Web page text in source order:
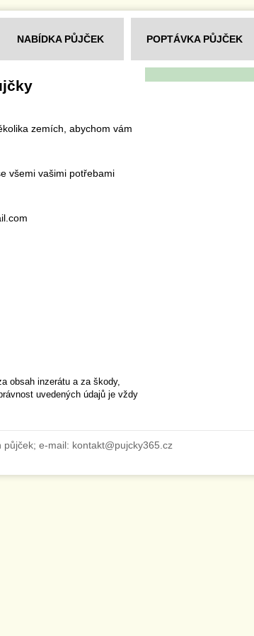
NABÍDKA PŮJČEK POPTÁVKA PŮJČEK
zemích, abychom vám
všemi vašimi potřebami
obsah inzerátu a za škody,
uvedených údajů je vždy
e-mail: kontakt@pujcky365.cz